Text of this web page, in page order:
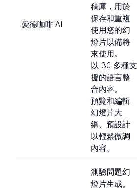
愛德咖啡 AI
稿庫，用於
保存和重複
使用您的幻
燈片以備將
來使用。
以 30 多種支
援的語言整
合內容。
預覽和編輯
幻燈片大
綱、預設計
以輕鬆微調
內容。
測驗問題幻
燈片生成。